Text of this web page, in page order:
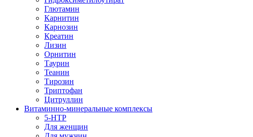
Глютамин
Карнитин
Карнозин
Креатин
Лизин
Орнитин
Таурин
Теанин
Тирозин
Триптофан
Цитруллин
Витаминно-минеральные комплексы
5-HTP
Для женщин